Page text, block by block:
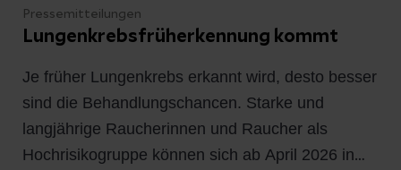
Pressemitteilungen
Lungenkrebsfrüherkennung kommt
Je früher Lungenkrebs erkannt wird, desto besser
sind die Behandlungschancen. Starke und
langjährige Raucherinnen und Raucher als
Hochrisikogruppe können sich ab April 2026 in